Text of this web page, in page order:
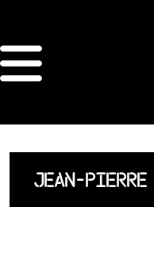
ORDRE DES
ACCUEIL
LISTE
JEAN-